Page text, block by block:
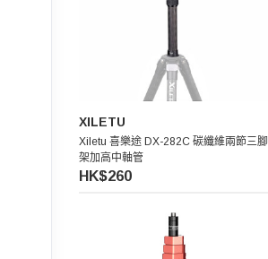
XILETU
Xiletu 喜樂途 DX-282C 碳纖維兩節三腳
架加高中軸管
HK$260